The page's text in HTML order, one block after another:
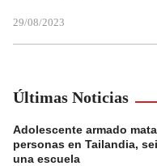
29/08/2023
Últimas Noticias
Adolescente armado
personas en Tailandia,
una escuela